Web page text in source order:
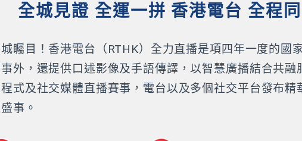
全城見證 全運一拼 香港電台 全程
矚目！香港電台（RTHK）全力直播是項四年一度的國
外，還提供口述影像及手語傳譯，以智慧廣播結合共融
式及社交媒體直播賽事，電台以及多個社交平台發布精
事。